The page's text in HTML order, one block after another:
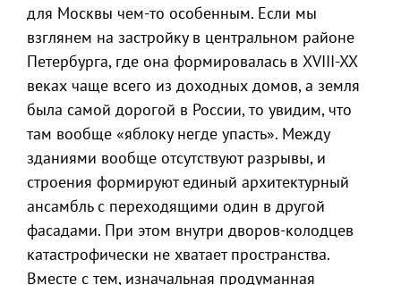
для Москвы чем-то особенным. Если мы
взглянем на застройку в центральном районе
Петербурга, где она формировалась в XVIII-XX
веках чаще всего из доходных домов, а земля
была самой дорогой в России, то увидим, что
там вообще «яблоку негде упасть». Между
зданиями вообще отсутствуют разрывы, и
строения формируют единый архитектурный
ансамбль с переходящими один в другой
фасадами. При этом внутри дворов-колодцев
катастрофически не хватает пространства.
Вместе с тем, изначальная продуманная